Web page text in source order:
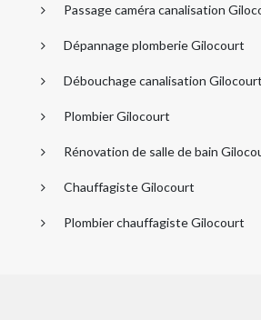
Passage caméra canalisation
Dépannage plomberie Gilocourt
Débouchage canalisation Gilocourt
Plombier Gilocourt
Rénovation de salle de bain
Chauffagiste Gilocourt
Plombier chauffagiste Gilocourt